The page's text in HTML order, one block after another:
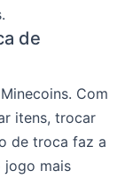
de
Com
itens, trocar
de troca faz a
jogo mais